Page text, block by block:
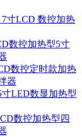
7寸LCD 数控加热
数控加热型5寸
数控定时款加热
器
寸LED数显加热型
数控加热型四